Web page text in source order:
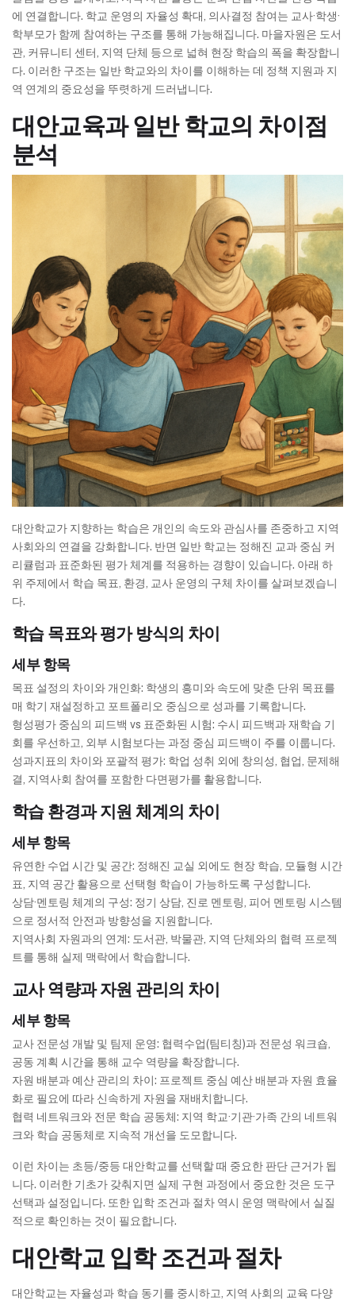
에 연결합니다. 학교 운영의 자율성 확대, 의사결정 참여는 교사·학생·
학부모가 함께 참여하는 구조를 통해 가능해집니다. 마을자원은 도서
관, 커뮤니티 센터, 지역 단체 등으로 넓혀 현장 학습의 폭을 확장합니
다. 이러한 구조는 일반 학교와의 차이를 이해하는 데 정책 지원과 지
역 연계의 중요성을 뚜렷하게 드러냅니다.
대안교육과 일반 학교의 차이점
분석
대안학교가 지향하는 학습은 개인의 속도와 관심사를 존중하고 지역
사회와의 연결을 강화합니다. 반면 일반 학교는 정해진 교과 중심 커
리큘럼과 표준화된 평가 체계를 적용하는 경향이 있습니다. 아래 하
위 주제에서 학습 목표, 환경, 교사 운영의 구체 차이를 살펴보겠습니
다.
학습 목표와 평가 방식의 차이
세부 항목
목표 설정의 차이와 개인화: 학생의 흥미와 속도에 맞춘 단위 목표를
매 학기 재설정하고 포트폴리오 중심으로 성과를 기록합니다.
형성평가 중심의 피드백 vs 표준화된 시험: 수시 피드백과 재학습 기
회를 우선하고, 외부 시험보다는 과정 중심 피드백이 주를 이룹니다.
성과지표의 차이와 포괄적 평가: 학업 성취 외에 창의성, 협업, 문제해
결, 지역사회 참여를 포함한 다면평가를 활용합니다.
학습 환경과 지원 체계의 차이
세부 항목
유연한 수업 시간 및 공간: 정해진 교실 외에도 현장 학습, 모듈형 시간
표, 지역 공간 활용으로 선택형 학습이 가능하도록 구성합니다.
상담·멘토링 체계의 구성: 정기 상담, 진로 멘토링, 피어 멘토링 시스템
으로 정서적 안전과 방향성을 지원합니다.
지역사회 자원과의 연계: 도서관, 박물관, 지역 단체와의 협력 프로젝
트를 통해 실제 맥락에서 학습합니다.
교사 역량과 자원 관리의 차이
세부 항목
교사 전문성 개발 및 팀제 운영: 협력수업(팀티칭)과 전문성 워크숍,
공동 계획 시간을 통해 교수 역량을 확장합니다.
자원 배분과 예산 관리의 차이: 프로젝트 중심 예산 배분과 자원 효율
화로 필요에 따라 신속하게 자원을 재배치합니다.
협력 네트워크와 전문 학습 공동체: 지역 학교·기관·가족 간의 네트워
크와 학습 공동체로 지속적 개선을 도모합니다.
이런 차이는 초등/중등 대안학교를 선택할 때 중요한 판단 근거가 됩
니다. 이러한 기초가 갖춰지면 실제 구현 과정에서 중요한 것은 도구
선택과 설정입니다. 또한 입학 조건과 절차 역시 운영 맥락에서 실질
적으로 확인하는 것이 필요합니다.
대안학교 입학 조건과 절차
대안학교는 자율성과 학습 동기를 중시하고, 지역 사회의 교육 다양